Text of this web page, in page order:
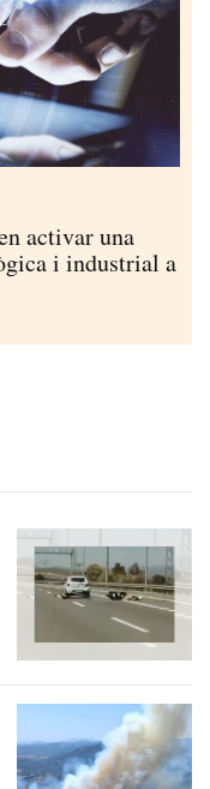
activar una
i industrial a